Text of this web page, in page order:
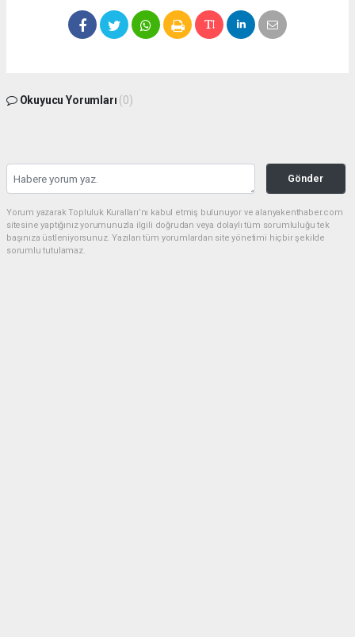
Okuyucu Yorumları (0)
Gönder
Yorum yazarak Topluluk Kuralları’nı kabul etmiş bulunuyor ve alanyakenthaber.com
sitesine yaptığınız yorumunuzla ilgili doğrudan veya dolaylı tüm sorumluluğu tek
başınıza üstleniyorsunuz. Yazılan tüm yorumlardan site yönetimi hiçbir şekilde
sorumlu tutulamaz.